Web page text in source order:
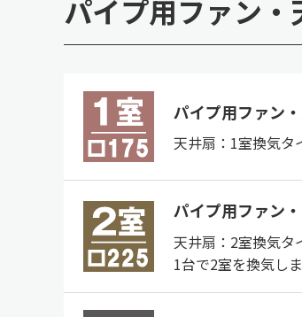
パイプ用ファン・
パイプ用ファン
天井扇：1室換気
パイプ用ファン
天井扇：2室換気
1台で2室を換気しま